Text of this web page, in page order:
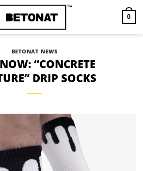
0
BETONAT NEWS
“CONCRETE
DRIP SOCKS